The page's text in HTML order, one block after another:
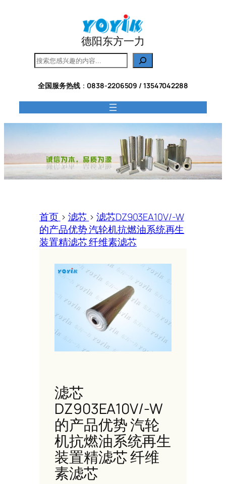
德阳东方一力
搜
索
全国服务热线： 0838-2206509 / 13547042288
首页 > 滤芯 >滤芯DZ903EA10V/-W
的产品优势 汽轮机抗燃油系统再生
装置精滤芯 纤维素滤芯
滤芯
DZ903EA10V/-W
的产品优势 汽轮
机抗燃油系统再生
装置精滤芯 纤维
素滤芯